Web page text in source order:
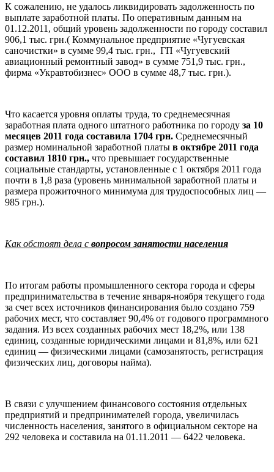
К сожалению, не удалось ликвидировать задолженность по
выплате заработной платы. По оперативным данным на
01.12.2011, общий уровень задолженности по городу составил
906,1 тыс. грн.( Коммунальное предприятие «Чугуевская
саночистки» в сумме 99,4 тыс. грн., ГП «Чугуевский
авиационный ремонтный завод» в сумме 751,9 тыс. грн.,
фирма «Укравтобизнес» ООО в сумме 48,7 тыс. грн.).
Что касается уровня оплаты труда, то среднемесячная
заработная плата одного штатного работника по городу за 10
месяцев 2011 года составила 1704 грн. Среднемесячный
размер номинальной заработной платы в октябре 2011 года
составил 1810 грн., что превышает государственные
социальные стандарты, установленные с 1 октября 2011 года
почти в 1,8 раза (уровень минимальной заработной платы и
размера прожиточного минимума для трудоспособных лиц —
985 грн.).
Как обстоят дела с вопросом занятости населения
По итогам работы промышленного сектора города и сферы
предпринимательства в течение января-ноября текущего года
за счет всех источников финансирования было создано 759
рабочих мест, что составляет 90,4% от годового программного
задания. Из всех созданных рабочих мест 18,2%, или 138
единиц, созданные юридическими лицами и 81,8%, или 621
единиц — физическими лицами (самозанятость, регистрация
физических лиц, договоры найма).
В связи с улучшением финансового состояния отдельных
предприятий и предпринимателей города, увеличилась
численность населения, занятого в официальном секторе на
292 человека и составила на 01.11.2011 — 6422 человека.